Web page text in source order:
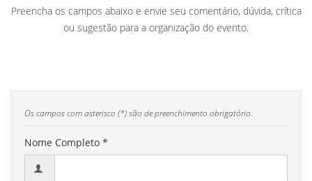
Preencha os campos abaixo e envie seu comentário, dúvida, crítica
ou sugestão para a organização do evento.
Os campos com asterisco (*) são de preenchimento obrigatório.
Nome Completo *